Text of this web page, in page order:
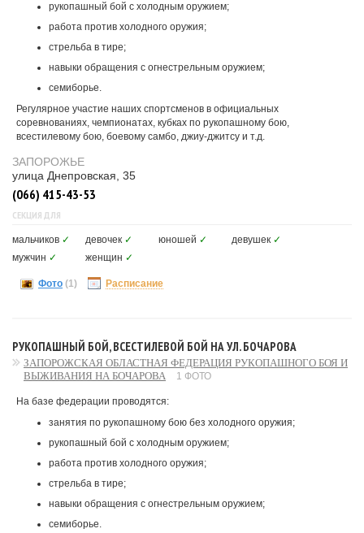
рукопашный бой с холодным оружием;
работа против холодного оружия;
стрельба в тире;
навыки обращения с огнестрельным оружием;
семиборье.
Регулярное участие наших спортсменов в официальных
соревнованиях, чемпионатах, кубках по рукопашному бою,
всестилевому бою, боевому самбо, джиу-джитсу и т.д.
ЗАПОРОЖЬЕ
улица Днепровская, 35
(066) 415-43-53
СЕКЦИЯ ДЛЯ
мальчиков ✓ девочек ✓ юношей ✓ девушек ✓
мужчин ✓ женщин ✓
Фото (1) Расписание
РУКОПАШНЫЙ БОЙ, ВСЕСТИЛЕВОЙ БОЙ НА УЛ. БОЧАРОВА
ЗАПОРОЖСКАЯ ОБЛАСТНАЯ ФЕДЕРАЦИЯ РУКОПАШНОГО БОЯ И
ВЫЖИВАНИЯ НА БОЧАРОВА
1 ФОТО
На базе федерации проводятся:
занятия по рукопашному бою без холодного оружия;
рукопашный бой с холодным оружием;
работа против холодного оружия;
стрельба в тире;
навыки обращения с огнестрельным оружием;
семиборье.